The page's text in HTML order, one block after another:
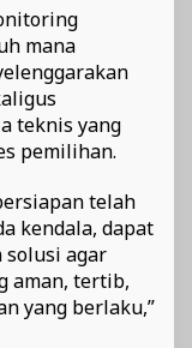
mana
teknis yang
pemilihan.
telah
kendala, dapat
solusi agar
aman, tertib,
yang berlaku,”